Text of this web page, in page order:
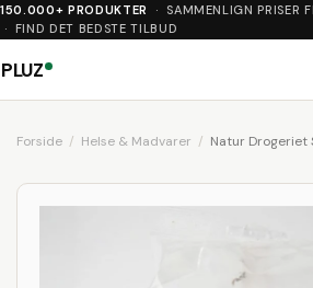
150.000+ PRODUKTER
· SAMMENLIGN PRISER
· FIND DET BEDSTE TILBUD
PLUZ
Forside Helse & Madvarer Natur Drogeriet